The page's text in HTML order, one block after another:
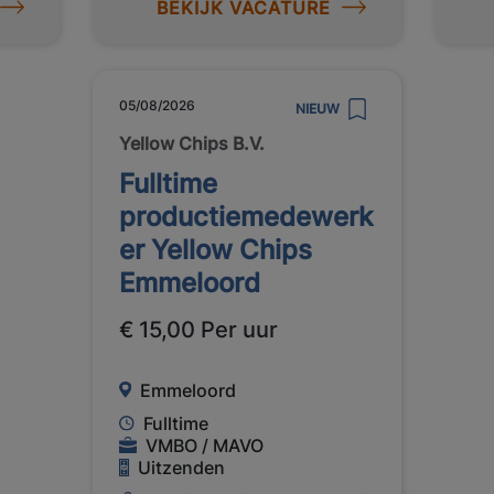
BEKIJK VACATURE
05/08/2026 NIEUW
Yellow Chips B.V.
Fulltime
productiemedewerk
er Yellow Chips
Emmeloord
€ 15,00 Per uur
Emmeloord
Fulltime
VMBO / MAVO
Uitzenden